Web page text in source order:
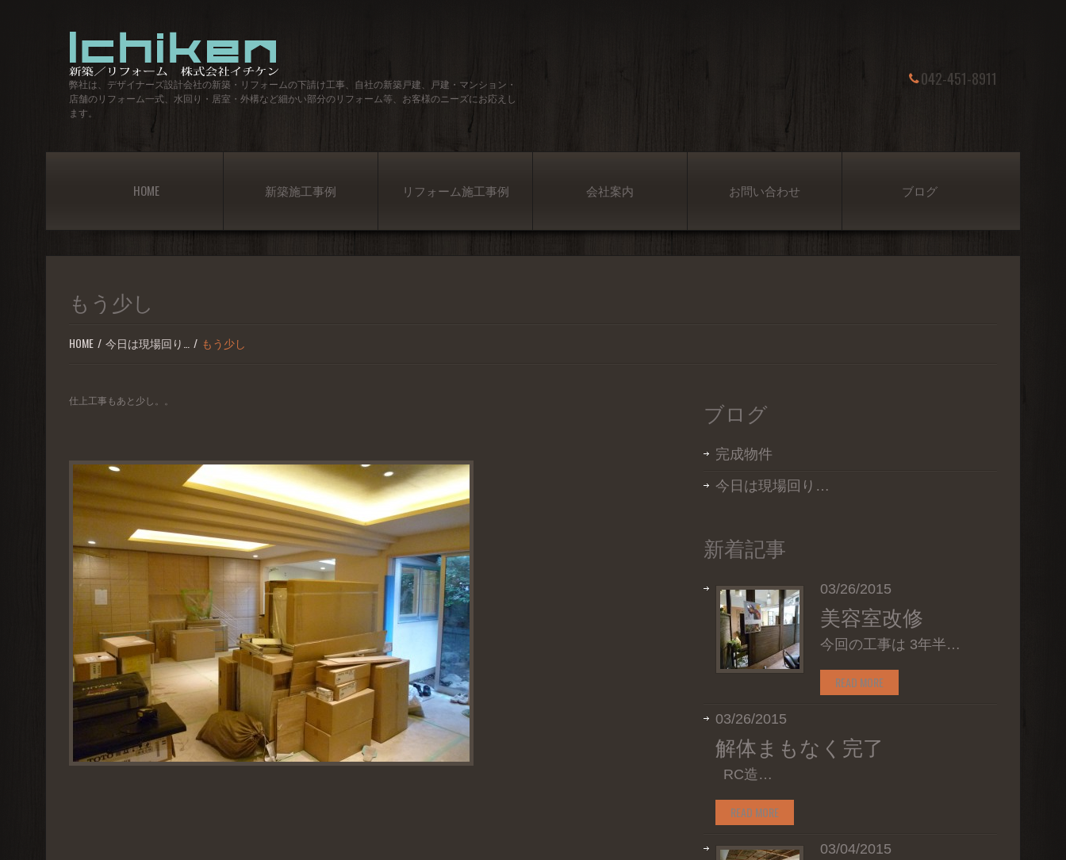
弊社は、デザイナーズ設計会社の新築・リフォームの下請け工事、自社の新築戸建、戸建・マンション・
店舗のリフォーム一式、水回り・居室・外構など細かい部分のリフォーム等、お客様のニーズにお応えし
ます。
042-451-8911
HOME 新築施工事例 リフォーム施工事例 会社案内 お問い合わせ ブログ
もう少し
HOME 今日は現場回り… もう少し
仕上工事もあと少し。。 ブログ
完成物件
今日は現場回り…
新着記事
03/26/2015
美容室改修
今回の工事は 3年半…
READ MORE
03/26/2015
解体まもなく完了
RC造…
READ MORE
03/04/2015